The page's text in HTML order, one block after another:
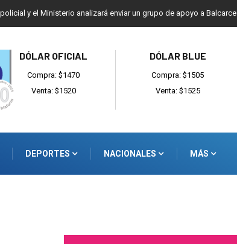
y el Ministerio analizará enviar un grupo de apoyo a Balcarce
DÓLAR OFICIAL
Compra: $1470
Venta: $1520
DÓLAR BLUE
Compra: $1505
Venta: $1525
DEPORTES NACIONALES MÁS